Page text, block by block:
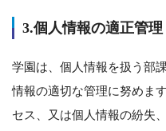
3.個人情報の適正管理
学園は、個人情報を扱う部
情報の適切な管理に努めま
セス、又は個人情報の紛失